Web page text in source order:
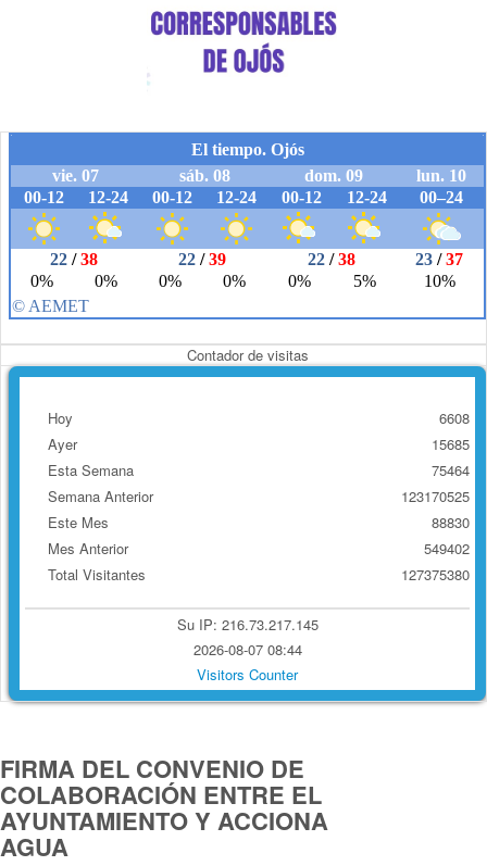
Contador de visitas
Hoy
Ayer
Esta Semana
Semana Anterior
Este Mes
Mes Anterior
Total Visitantes
6608
15685
75464
123170525
88830
549402
127375380
Su IP: 216.73.217.145
2026-08-07 08:44
Visitors Counter
FIRMA DEL CONVENIO DE
COLABORACIÓN ENTRE EL
AYUNTAMIENTO Y ACCIONA
AGUA